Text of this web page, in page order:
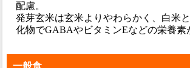
配慮。
発芽玄米は玄米よりやわらかく、白米
化物でGABAやビタミンEなどの栄養素